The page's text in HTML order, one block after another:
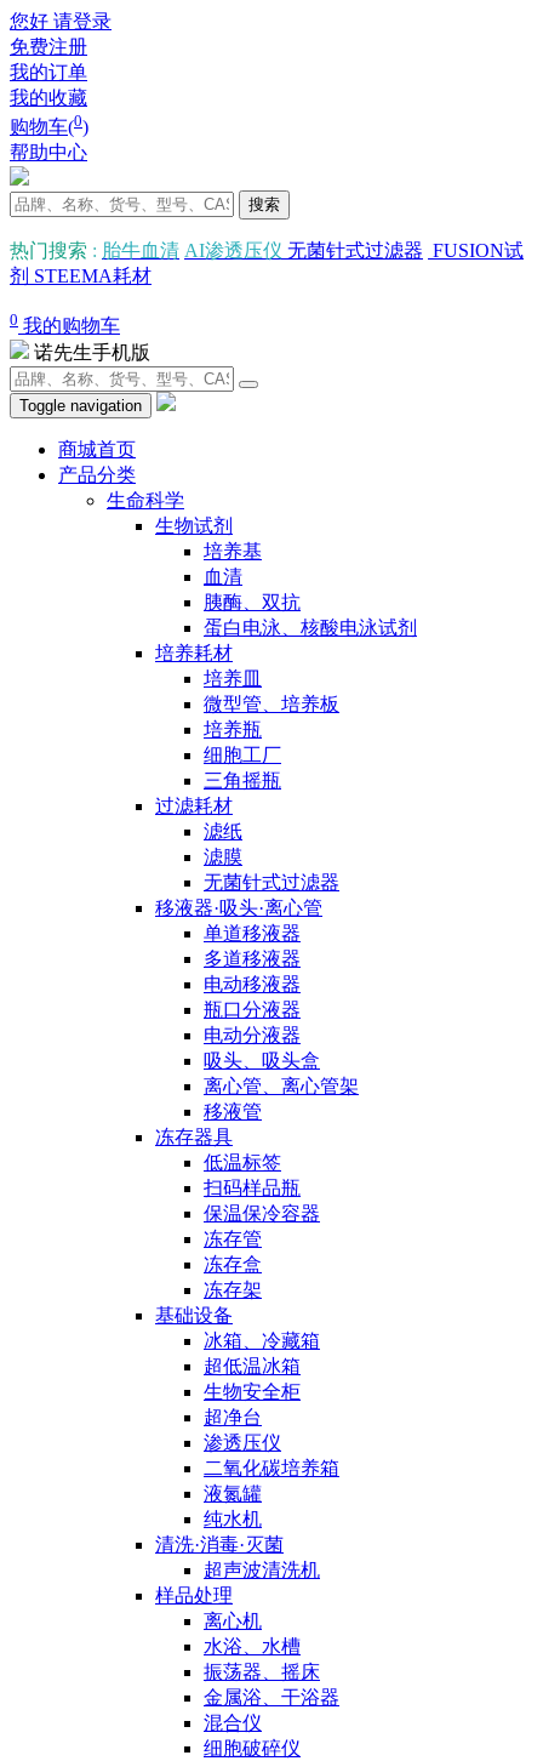
您好 请登录
免费注册
我的订单
我的收藏
购物车(0)
帮助中心
搜索
热门搜索 : 胎牛血清 AI渗透压仪 无菌针式过滤器 FUSION试
剂 STEEMA耗材
0 我的购物车
诺先生手机版
Toggle navigation
商城首页
产品分类
生命科学
生物试剂
培养基
血清
胰酶、双抗
蛋白电泳、核酸电泳试剂
培养耗材
培养皿
微型管、培养板
培养瓶
细胞工厂
三角摇瓶
过滤耗材
滤纸
滤膜
无菌针式过滤器
移液器·吸头·离心管
单道移液器
多道移液器
电动移液器
瓶口分液器
电动分液器
吸头、吸头盒
离心管、离心管架
移液管
冻存器具
低温标签
扫码样品瓶
保温保冷容器
冻存管
冻存盒
冻存架
基础设备
冰箱、冷藏箱
超低温冰箱
生物安全柜
超净台
渗透压仪
二氧化碳培养箱
液氮罐
纯水机
清洗·消毒·灭菌
超声波清洗机
样品处理
离心机
水浴、水槽
振荡器、摇床
金属浴、干浴器
混合仪
细胞破碎仪